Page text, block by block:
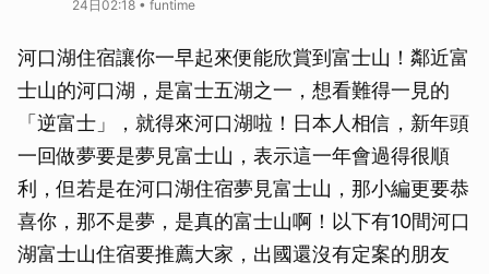
24日02:18 • funtime
河口湖住宿讓你一早起來便能欣賞到富士山！鄰近富
士山的河口湖，是富士五湖之一，想看難得一見的
「逆富士」，就得來河口湖啦！日本人相信，新年頭
一回做夢要是夢見富士山，表示這一年會過得很順
利，但若是在河口湖住宿夢見富士山，那小編更要恭
喜你，那不是夢，是真的富士山啊！以下有10間河口
湖富士山住宿要推薦大家，出國還沒有定案的朋友